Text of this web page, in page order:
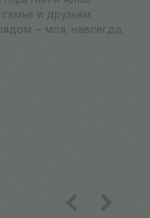
и друзьям,
– моя, навсегда,